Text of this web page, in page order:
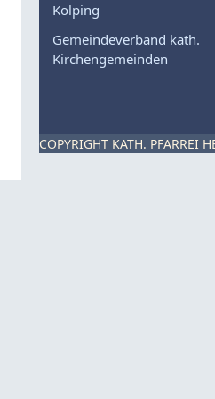
Kolping
Gemeindeverband kath.
Kirchengemeinden
COPYRIGHT KATH. PFARREI